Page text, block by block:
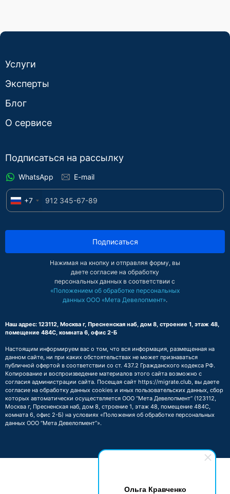
Ольга Кравченко
Услуги
Эксперты
Блог
О сервисе
Подписаться на рассылку
WhatsApp E-mail
+7
Подписаться
Нажимая на кнопку и отправляя форму, вы
даете согласие на обработку
персональных данных в соответствии с
«Положением об обработке персональных
данных ООО «Мета Девелопмент».
Наш адрес: 123112, Москва г, Пресненская наб, дом 8, строение 1, этаж 48,
помещение 484С, комната 6, офис 2-Б
Настоящим информируем вас о том, что вся информация, размещенная на
данном сайте, ни при каких обстоятельствах не может признаваться
публичной офертой в соответствии со ст. 437.2 Гражданского кодекса РФ.
Копирование и воспроизведение материалов этого сайта возможно с
согласия администрации сайта. Посещая сайт https://migrate.club, вы даете
согласие на обработку данных cookies и иных пользовательских данных, сбор
которых автоматически осуществляется ООО “Мета Девелопмент” (123112,
Москва г, Пресненская наб, дом 8, строение 1, этаж 48, помещение 484С,
комната 6, офис 2-Б) на условиях «Положения об обработке персональных
данных ООО “Мета Девелопмент”».